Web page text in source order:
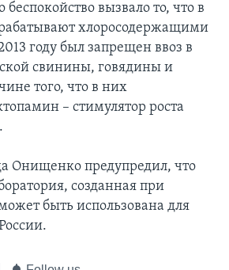
беспокойство вызвало то, что в
хлоросодержащими
году был запрещен ввоз в
свинины, говядины и
того, что в них
– стимулятор роста
Онищенко предупредил, что
созданная при
быть использована для